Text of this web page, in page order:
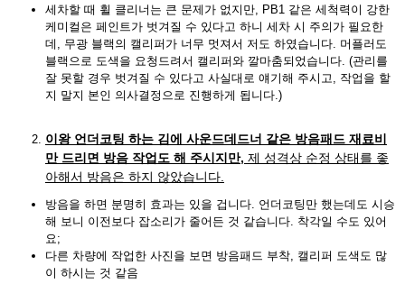
세차할 때 휠 클리너는 큰 문제가 없지만, PB1 같은 세척력이 강한
케미컬은 페인트가 벗겨질 수 있다고 하니 세차 시 주의가 필요한
데, 무광 블랙의 캘리퍼가 너무 멋져서 저도 하였습니다. 머플러도
블랙으로 도색을 요청드려서 캘리퍼와 깔마춤되었습니다. (관리를
잘 못할 경우 벗겨질 수 있다고 사실대로 얘기해 주시고, 작업을 할
지 말지 본인 의사결정으로 진행하게 됩니다.)
이왕 언더코팅 하는 김에 사운드데드너 같은 방음패드 재료비
만 드리면 방음 작업도 해 주시지만, 제 성격상 순정 상태를 좋
아해서 방음은 하지 않았습니다.
방음을 하면 분명히 효과는 있을 겁니다. 언더코팅만 했는데도 시승
해 보니 이전보다 잡소리가 줄어든 것 같습니다. 착각일 수도 있어
요;
다른 차량에 작업한 사진을 보면 방음패드 부착, 캘리퍼 도색도 많
이 하시는 것 같음